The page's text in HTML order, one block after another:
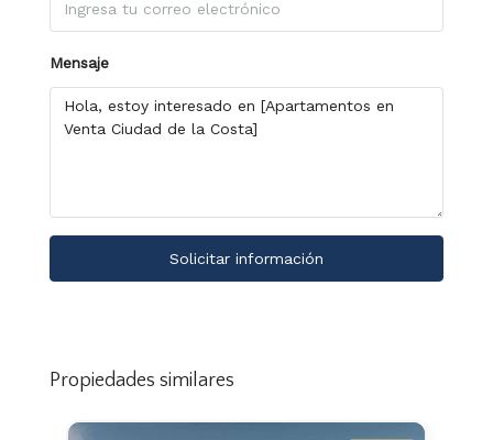
Mensaje
Solicitar información
Propiedades similares